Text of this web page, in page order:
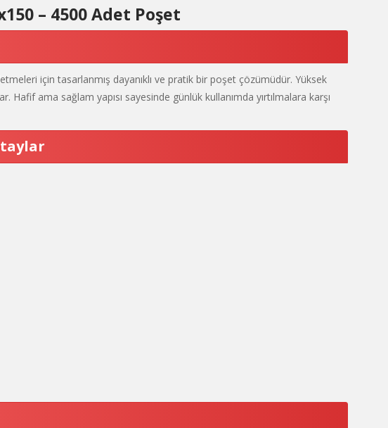
– 4500 Adet Poşet
için tasarlanmış dayanıklı ve pratik bir poşet çözümüdür. Yüksek
ama sağlam yapısı sayesinde günlük kullanımda yırtılmalara karşı